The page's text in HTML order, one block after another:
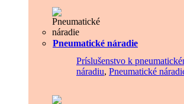
Pneumatické náradie
Príslušenstvo k
náradiu, Pneumatické